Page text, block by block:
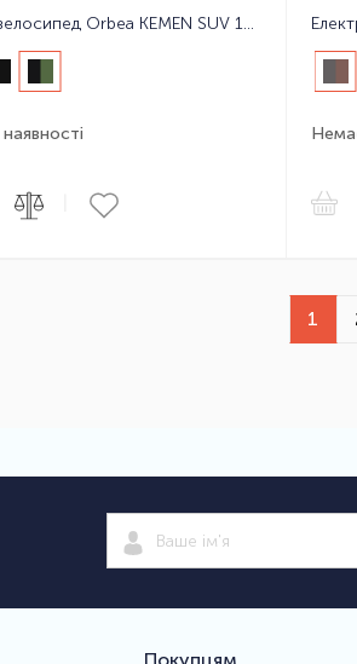
Електровелосипед Orbea KEMEN SUV 10 24
1